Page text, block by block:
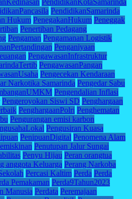
PendidikanSamarinda
Hukum PenegakanHukum Peneggak
Penertiban Pedagang
Pengaman Pengamanan Logistik
Penganiyaan
PengawasanInfrastruktur
PengawasanPangan
Pengecekan Kendaraan
Narkotika Samarinda Pengedar Sabu
Pengendalian Inflasi
Pengeroyokan Siswi SD Penghargaan
PenghargaanPolri Penghematan
Pengurangan emisi karbon
Pengusiran Kuasa
PenipuanDigital Penomena Alam
Penutupan Jalur Sungai
Penyu Hijau Peran orangtua
anggota Keluarga Perang Narkoba
Percasi Kaltim Perda Perda
Pemakaman Perda9Tahun2023
Manusia Perdata Peremajaan